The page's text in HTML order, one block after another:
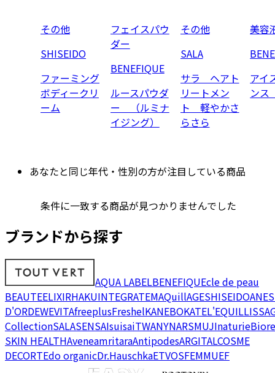
その他
SHISEIDO
ファーミング
ボディークリ
ーム
フェイスパウ
ダー
BENEFIQUE
ルースパウダ
ー （ルミナ
イジング）
その他
SALA
サラ ヘアト
リートメン
ト 軽やかさ
らさら
美容
アイ
ン
あなたと同じ年代・性別の方が注目している商品
条件に一致する商品が見つかりませんでした
ブランドから探す
AQUA LABELBENEFIQUEcle de peau
BEAUTEELIXIRHAKUINTEGRATEMAQuillAGESHISEIDO
D'ORDEWEVITAfreeplusFreshelKANEBOKATEL'EQUIL
CollectionSALASENSAIsuisaiTWANYNARSMUJInaturieBiore
SKIN HEALTHAveneamritaraAntipodesARGITALCOSME
DECORTEdo organicDr.HauschkaETVOSFEMMUEF